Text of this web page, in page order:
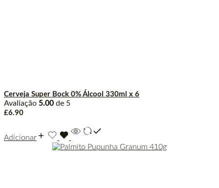
Cerveja Super Bock 0% Álcool 330ml x 6
Avaliação 5.00 de 5
£6.90
Adicionar